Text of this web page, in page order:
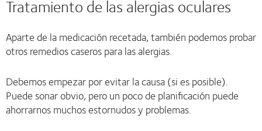
Tratamiento de las alergias oculares
Aparte de la medicación recetada, también podemos probar
otros remedios caseros para las alergias.
Debemos empezar por evitar la causa (si es posible).
Puede sonar obvio, pero un poco de planificación puede
ahorrarnos muchos estornudos y problemas.